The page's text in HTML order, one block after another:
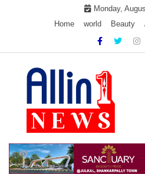
Monday,
Home
world Beauty
Allin1news